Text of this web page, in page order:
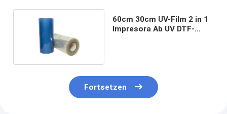
60cm 30cm UV-Film 2 in 1
Impresora Ab UV DTF-
Fortsetzen